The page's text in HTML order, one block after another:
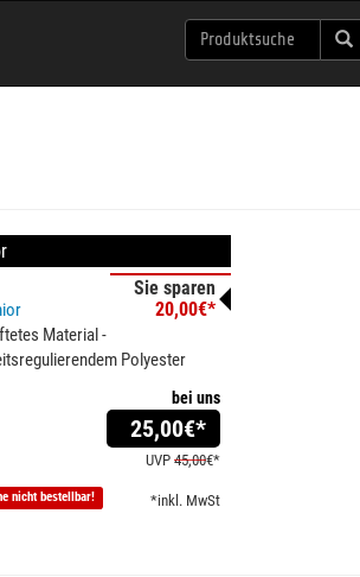
Sie sparen
20,00€*
Material -
Polyester
bei uns
25,00€*
UVP 45,00€*
*inkl. MwSt
nicht bestellbar!